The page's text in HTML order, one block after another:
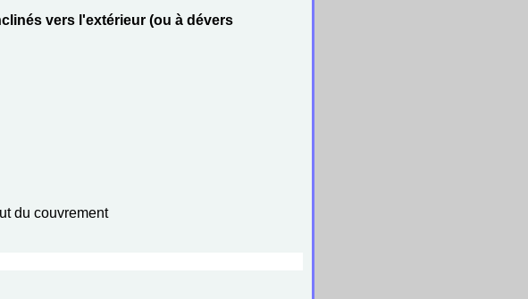
vers l'extérieur (ou à dévers
du couvrement